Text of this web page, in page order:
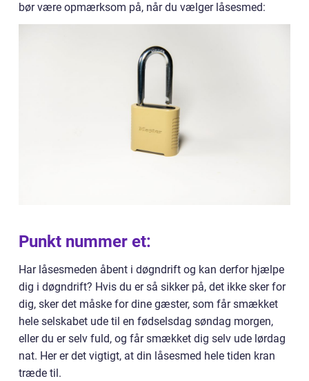
bør være opmærksom på, når du vælger låsesmed:
Punkt nummer et:
Har låsesmeden åbent i døgndrift og kan derfor hjælpe
dig i døgndrift? Hvis du er så sikker på, det ikke sker for
dig, sker det måske for dine gæster, som får smækket
hele selskabet ude til en fødselsdag søndag morgen,
eller du er selv fuld, og får smækket dig selv ude lørdag
nat. Her er det vigtigt, at din låsesmed hele tiden kran
træde til.